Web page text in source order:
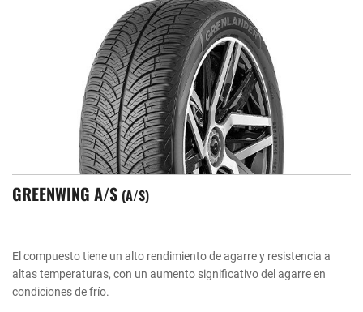
GREENWING A/S A/S
El compuesto tiene un alto rendimiento de agarre y resistencia a
altas temperaturas, con un aumento significativo del agarre en
condiciones de frío.